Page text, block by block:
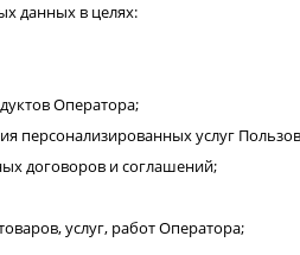
данных в целях:
Оператора;
персонализированных услуг
договоров и соглашений;
услуг, работ Оператора;